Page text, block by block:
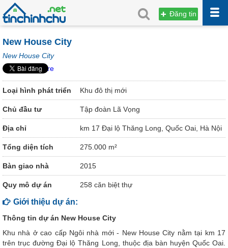
Đăng tin
New House City
New House City
Share
Loại hình phát triển Khu đô thị mới
Chủ đầu tư Tập đoàn Lã Vọng
Địa chỉ km 17 Đại lộ Thăng Long, Quốc Oai, Hà Nội
Tổng diện tích 275.000 m²
Bàn giao nhà 2015
Quy mô dự án 258 căn biệt thự
Giới thiệu dự án:
Thông tin dự án New House City
Khu nhà ở cao cấp Ngôi nhà mới - New House City nằm tại km 17
trên trục đường Đại lộ Thăng Long, thuộc địa bàn huyện Quốc Oai.